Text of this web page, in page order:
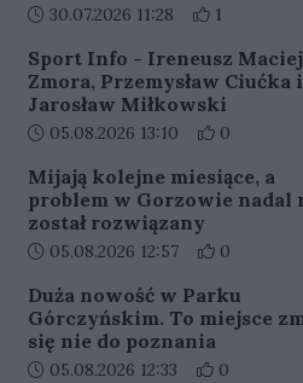
Data dodania artykułu:
30.07.2026 11:28 Liczba
1
Sport Info - Ireneusz Maciej
Zmora, Przemysław Ciućka i
Jarosław Miłkowski
Data dodania artykułu:
05.08.2026 13:10 Liczba
0
Mijają kolejne miesiące, a
problem w Gorzowie nadal
został rozwiązany
Data dodania artykułu:
05.08.2026 12:57 Liczba
0
Duża nowość w Parku
Górczyńskim. To miejsce
się nie do poznania
Data dodania artykułu:
05.08.2026 12:33 Liczba
0